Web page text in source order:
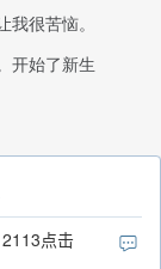
2113点击